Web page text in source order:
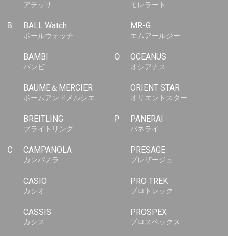
アテッサ
B BALL Watch
ボールウォッチ
BAMBI
バンビ
BAUME＆MERCIER
ボームアンドメルシエ
BREITLING
ブライトリング
C CAMPANOLA
カンパノラ
CASIO
カシオ
CASSIS
カシス
モレラート
MR-G
エムアールジー
O OCEANUS
オシアナス
ORIENT STAR
オリエントスター
P PANERAI
パネライ
PRESAGE
プレザージュ
PRO TREK
プロトレック
PROSPEX
プロスペックス